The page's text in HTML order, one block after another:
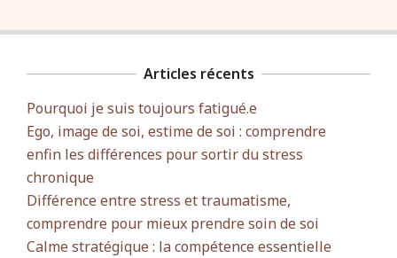
Articles récents
Pourquoi je suis toujours fatigué.e
Ego, image de soi, estime de soi : comprendre
enfin les différences pour sortir du stress
chronique
Différence entre stress et traumatisme,
comprendre pour mieux prendre soin de soi
Calme stratégique : la compétence essentielle